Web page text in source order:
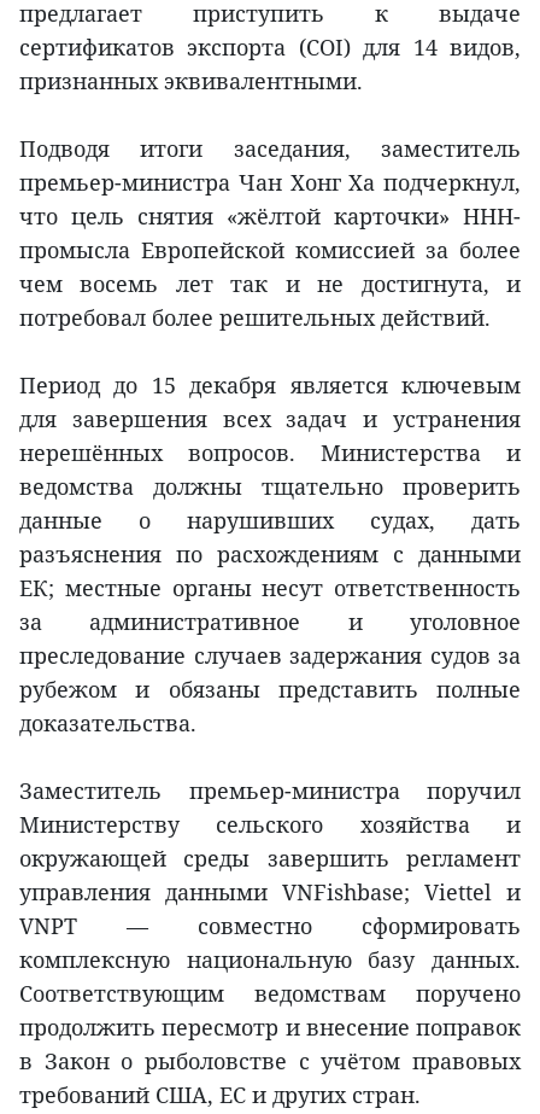
предлагает приступить к выдаче
сертификатов экспорта (COI) для 14 видов,
признанных эквивалентными.
Подводя итоги заседания, заместитель
премьер-министра Чан Хонг Ха подчеркнул,
что цель снятия «жёлтой карточки» ННН-
промысла Европейской комиссией за более
чем восемь лет так и не достигнута, и
потребовал более решительных действий.
Период до 15 декабря является ключевым
для завершения всех задач и устранения
нерешённых вопросов. Министерства и
ведомства должны тщательно проверить
данные о нарушивших судах, дать
разъяснения по расхождениям с данными
ЕК; местные органы несут ответственность
за административное и уголовное
преследование случаев задержания судов за
рубежом и обязаны представить полные
доказательства.
Заместитель премьер-министра поручил
Министерству сельского хозяйства и
окружающей среды завершить регламент
управления данными VNFishbase; Viettel и
VNPT — совместно сформировать
комплексную национальную базу данных.
Соответствующим ведомствам поручено
продолжить пересмотр и внесение поправок
в Закон о рыболовстве с учётом правовых
требований США, ЕС и других стран.